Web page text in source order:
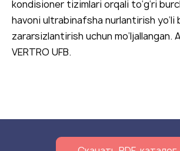
kondisioner tizimlari orqali to‘g‘ri
havoni ultrabinafsha nurlantirish yo‘li
zararsizlantirish uchun mo‘ljallangan.
VERTRO UFB.